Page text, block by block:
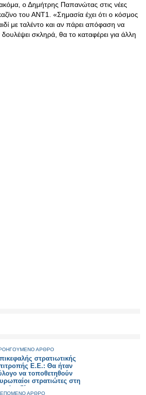
ο Δημήτρης Παπανώτας στις νέες
του ΑΝΤ1. «Σημασία έχει ότι ο κόσμος
με ταλέντο και αν πάρει απόφαση να
σκληρά, θα το καταφέρει για άλλη
ΑΡΘΡΟ
στρατιωτικής
Ε.Ε.: Θα ήταν
να τοποθετηθούν
στρατιώτες στη
ΕΠΟΜΕΝΟ ΑΡΘΡΟ